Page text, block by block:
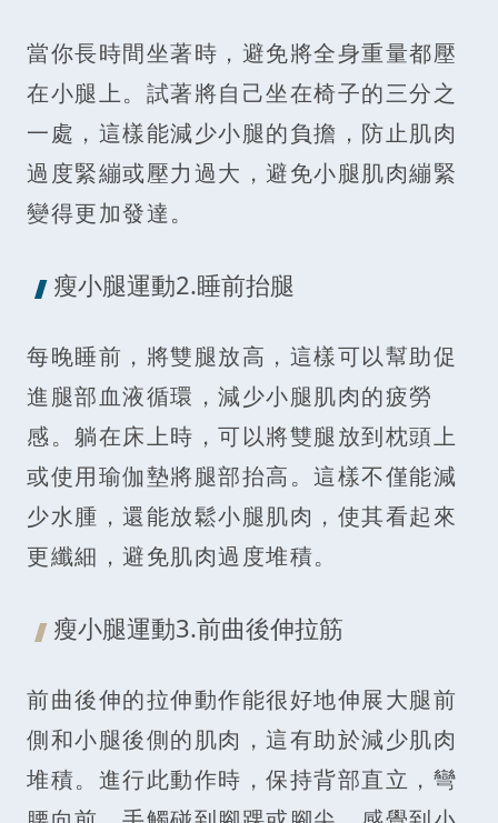
當你長時間坐著時，避免將全身重量都壓
在小腿上。試著將自己坐在椅子的三分之
一處，這樣能減少小腿的負擔，防止肌肉
過度緊繃或壓力過大，避免小腿肌肉繃緊
變得更加發達。
瘦小腿運動2.睡前抬腿
每晚睡前，將雙腿放高，這樣可以幫助促
進腿部血液循環，減少小腿肌肉的疲勞
感。躺在床上時，可以將雙腿放到枕頭上
或使用瑜伽墊將腿部抬高。這樣不僅能減
少水腫，還能放鬆小腿肌肉，使其看起來
更纖細，避免肌肉過度堆積。
瘦小腿運動3.前曲後伸拉筋
前曲後伸的拉伸動作能很好地伸展大腿前
側和小腿後側的肌肉，這有助於減少肌肉
堆積。進行此動作時，保持背部直立，彎